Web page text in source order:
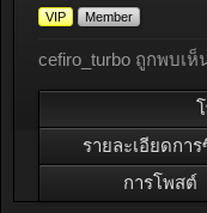
VIP Member
cefiro_turbo ถูกพบเห็
รายละเอียดกา
การโพสต์